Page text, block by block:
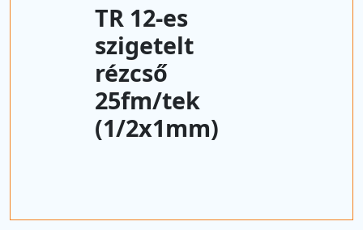
TR 12-es
szigetelt
rézcső
25fm/tek
(1/2x1mm)